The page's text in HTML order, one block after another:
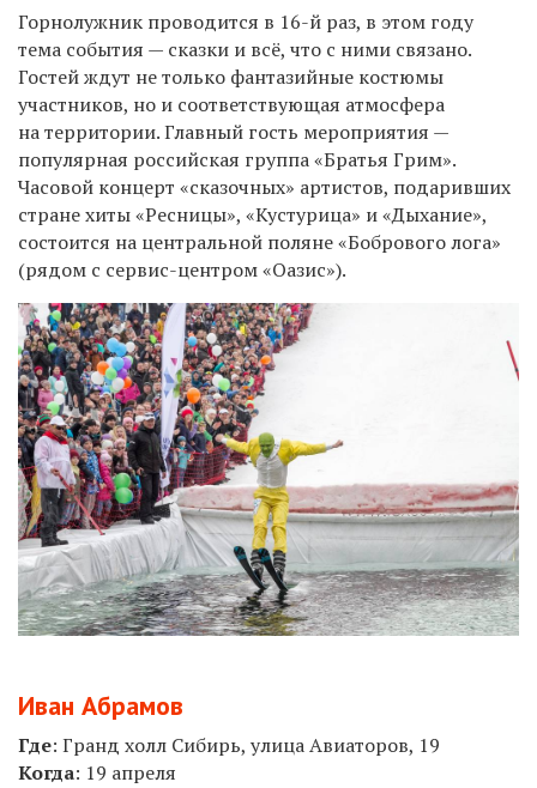
Горнолужник проводится в 16-й раз, в этом году
тема события — сказки и всё, что с ними связано.
Гостей ждут не только фантазийные костюмы
участников, но и соответствующая атмосфера
на территории. Главный гость мероприятия —
популярная российская группа «Братья Грим».
Часовой концерт «сказочных» артистов, подаривших
стране хиты «Ресницы», «Кустурица» и «Дыхание»,
состоится на центральной поляне «Бобрового лога»
(рядом с сервис-центром «Оазис»).
Иван Абрамов
Где: Гранд холл Сибирь, улица Авиаторов, 19
Когда: 19 апреля